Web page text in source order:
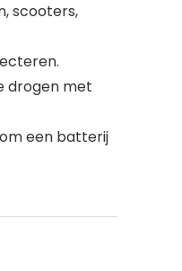
scooters,
drogen met
een ​​batterij